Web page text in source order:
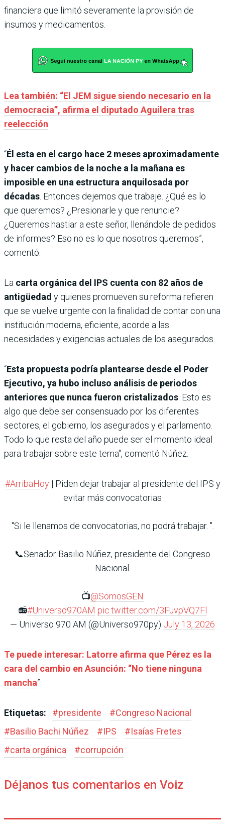
financiera que limitó severamente la provisión de
insumos y medicamentos.
Lea también: “El JEM sigue siendo necesario en la
democracia”, afirma el diputado Aguilera tras
reelección
“Él esta en el cargo hace 2 meses aproximadamente
y hacer cambios de la noche a la mañana es
imposible en una estructura anquilosada por
décadas . Entonces dejemos que trabaje. ¿Qué es lo
que queremos? ¿Presionarle y que renuncie?
¿Queremos hastiar a este señor, llenándole de pedidos
de informes? Eso no es lo que nosotros queremos”,
comentó.
La carta orgánica del IPS cuenta con 82 años de
antigüedad y quienes promueven su reforma refieren
que se vuelve urgente con la finalidad de contar con una
institución moderna, eficiente, acorde a las
necesidades y exigencias actuales de los asegurados.
“Esta propuesta podría plantearse desde el Poder
Ejecutivo, ya hubo incluso análisis de periodos
anteriores que nunca fueron cristalizados . Esto es
algo que debe ser consensuado por los diferentes
sectores, el gobierno, los asegurados y el parlamento.
Todo lo que resta del año puede ser el momento ideal
para trabajar sobre este tema", comentó Núñez.
#ArribaHoy| Piden dejar trabajar al presidente del IPS y
evitar más convocatorias
"Si le llenamos de convocatorias, no podrá trabajar. ".
📞Senador Basilio Núñez, presidente del Congreso
Nacional.
📺@SomosGEN
📻#Universo970AM pic.twitter.com/3FuvpVQ7Fl
— Universo 970 AM (@Universo970py) July 13, 2026
Te puede interesar: Latorre afirma que Pérez es la
cara del cambio en Asunción: “No tiene ninguna
mancha”
Etiquetas: #presidente #Congreso Nacional
#Basilio Bachi Núñez #IPS #Isaías Fretes
#carta orgánica #corrupción
Déjanos tus comentarios en Voiz